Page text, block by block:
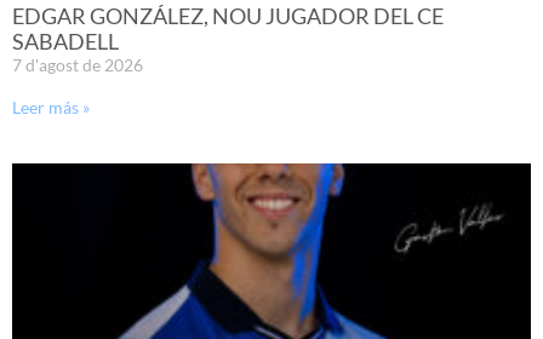
EDGAR GONZÁLEZ, NOU JUGADOR DEL CE
SABADELL
7 d'agost de 2026
Leer más »